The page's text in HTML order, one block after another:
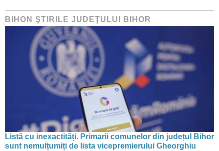
BIHON ŞTIRILE JUDEŢULUI BIHOR
Listă cu inexactități. Primarii comunelor din județul Bihor
sunt nemulțumiți de lista vicepremierului Gheorghiu